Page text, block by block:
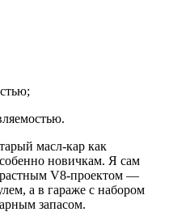
масл-кар как
новичкам. Я сам
V8-проектом —
а в гараже с набором
запасом.